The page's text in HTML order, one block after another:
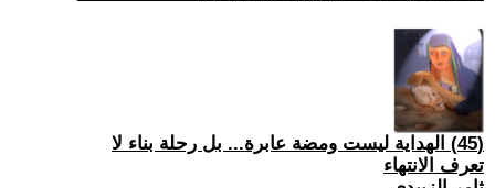
(45) الهداية ليست ومضة عابرة... بل رحلة بناء لا
تعرف الانتهاء